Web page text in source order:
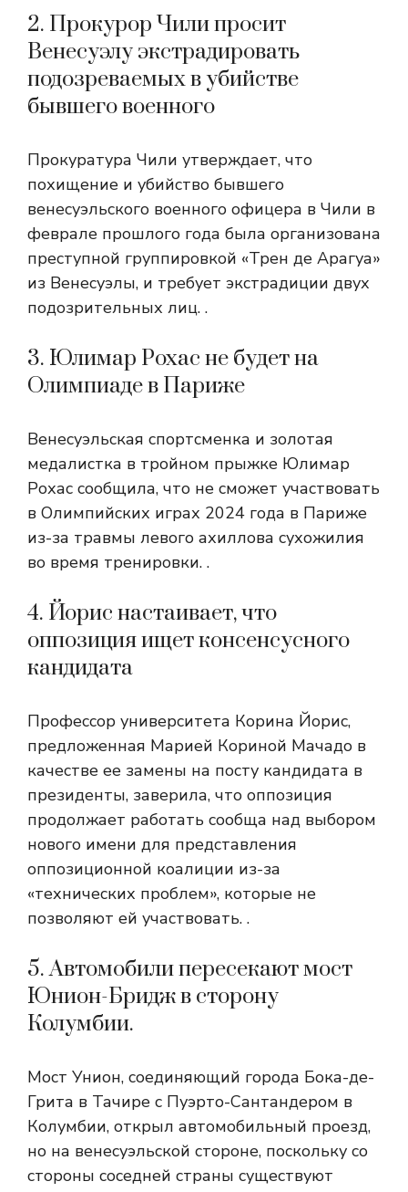
2. Прокурор Чили просит
Венесуэлу экстрадировать
подозреваемых в убийстве
бывшего военного
Прокуратура Чили утверждает, что
похищение и убийство бывшего
венесуэльского военного офицера в Чили в
феврале прошлого года была организована
преступной группировкой «Трен де Арагуа»
из Венесуэлы, и требует экстрадиции двух
подозрительных лиц. .
3. Юлимар Рохас не будет на
Олимпиаде в Париже
Венесуэльская спортсменка и золотая
медалистка в тройном прыжке Юлимар
Рохас сообщила, что не сможет участвовать
в Олимпийских играх 2024 года в Париже
из-за травмы левого ахиллова сухожилия
во время тренировки. .
4. Йорис настаивает, что
оппозиция ищет консенсусного
кандидата
Профессор университета Корина Йорис,
предложенная Марией Кориной Мачадо в
качестве ее замены на посту кандидата в
президенты, заверила, что оппозиция
продолжает работать сообща над выбором
нового имени для представления
оппозиционной коалиции из-за
«технических проблем», которые не
позволяют ей участвовать. .
5. Автомобили пересекают мост
Юнион-Бридж в сторону
Колумбии.
Мост Унион, соединяющий города Бока-де-
Грита в Тачире с Пуэрто-Сантандером в
Колумбии, открыл автомобильный проезд,
но на венесуэльской стороне, поскольку со
стороны соседней страны существуют